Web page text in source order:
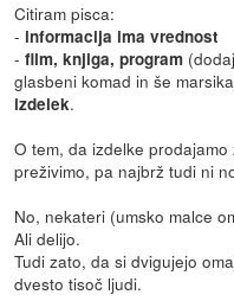
Citiram pisca:
- informacija ima vrednost
-film, knjiga, program
glasbeni komad in še
izdelek.
O tem, da izdelke
preživimo, pa najbrž tudi ni
No, nekateri (umsko malce
Ali delijo.
Tudi zato, da si dvigujejo
dvesto tisoč ljudi.